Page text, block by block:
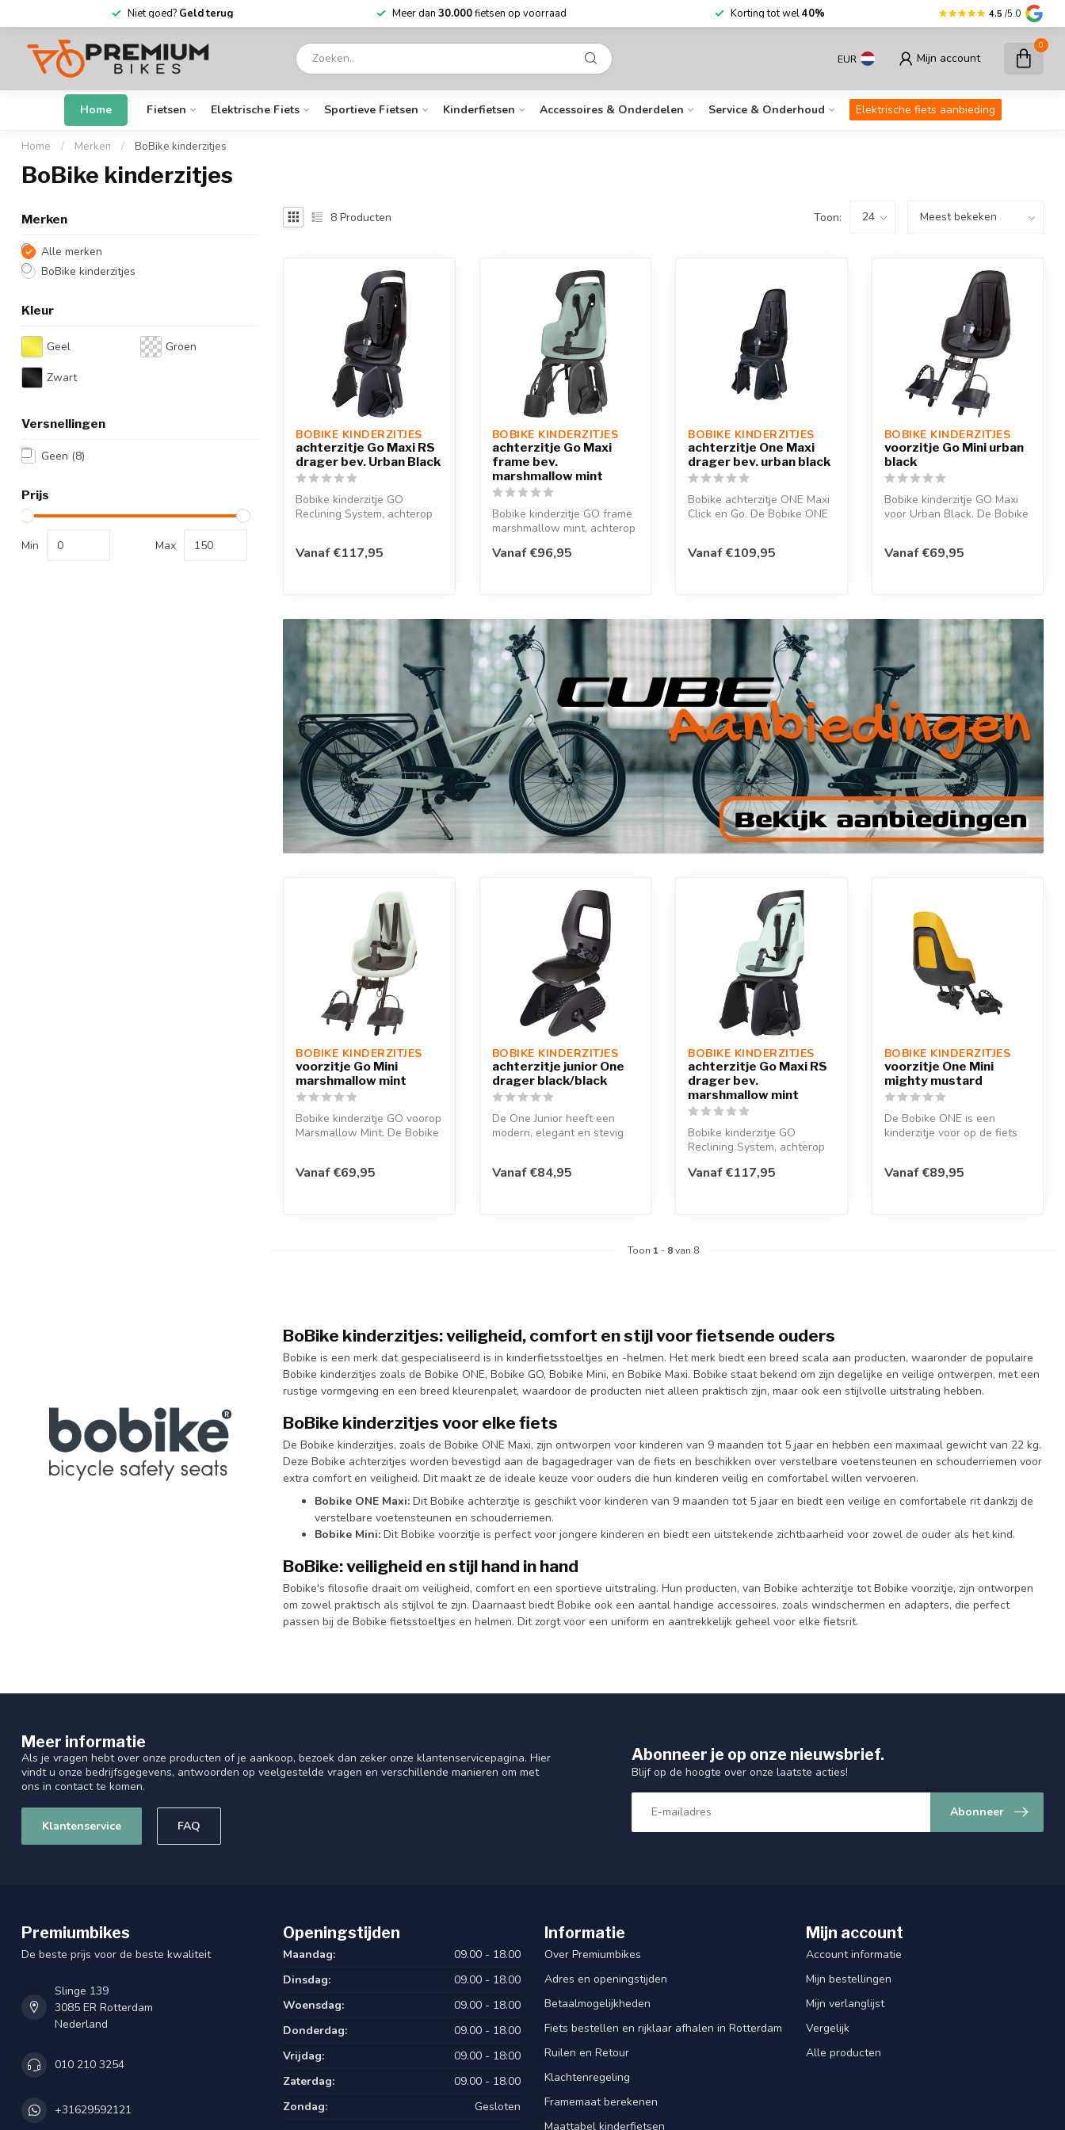
per week open Niet goed?Geld terug fietsen op voorraad Korting tot wel40%
4.5 /5.0
EUR Mijn account
0
Home Fietsen Elektrische Fiets Sportieve Fietsen Kinderfietsen Accessoires & Onderdelen Service & Onderhoud Elektrische fiets aanbieding
Home / Merken / BoBike kinderzitjes
BoBike kinderzitjes
Merken
Alle merken
BoBike kinderzitjes
Kleur
Geel Groen
Zwart
Versnellingen
Geen (8)
Prijs
Min Max
8 Producten Toon:
BOBIKE KINDERZITJES
achterzitje Go Maxi RS
drager bev. Urban Black
Bobike kinderzitje GO
Reclining System, achterop
Vanaf €117,95
BOBIKE KINDERZITJES
achterzitje Go Maxi
frame bev.
marshmallow mint
Bobike kinderzitje GO frame
marshmallow mint, achterop
Vanaf €96,95
BOBIKE KINDERZITJES
achterzitje One Maxi
drager bev. urban black
Bobike achterzitje ONE Maxi
Click en Go. De Bobike ONE
Vanaf €109,95
BOBIKE KINDERZITJES
voorzitje Go Mini urban
black
Bobike kinderzitje GO Maxi
voor Urban Black. De Bobike
Vanaf €69,95
BOBIKE KINDERZITJES
voorzitje Go Mini
marshmallow mint
Bobike kinderzitje GO voorop
Marsmallow Mint. De Bobike
Vanaf €69,95
BOBIKE KINDERZITJES
achterzitje junior One
drager black/black
De One Junior heeft een
modern, elegant en stevig
Vanaf €84,95
BOBIKE KINDERZITJES
achterzitje Go Maxi RS
drager bev.
marshmallow mint
Bobike kinderzitje GO
Reclining System, achterop
in...
Vanaf €117,95
BOBIKE KINDERZITJES
voorzitje One Mini
mighty mustard
De Bobike ONE is een
kinderzitje voor op de fiets
Vanaf €89,95
Toon 1 - 8van 8
BoBike kinderzitjes: veiligheid, comfort en stijl voor fietsende ouders
Bobike is een merk dat gespecialiseerd is in kinderfietsstoeltjes en -helmen. Het merk biedt een breed scala aan producten, waaronder de populaire
Bobike kinderzitjes zoals de Bobike ONE, Bobike GO, Bobike Mini, en Bobike Maxi. Bobike staat bekend om zijn degelijke en veilige ontwerpen, met een
rustige vormgeving en een breed kleurenpalet, waardoor de producten niet alleen praktisch zijn, maar ook een stijlvolle uitstraling hebben.
BoBike kinderzitjes voor elke fiets
De Bobike kinderzitjes, zoals de Bobike ONE Maxi, zijn ontworpen voor kinderen van 9 maanden tot 5 jaar en hebben een maximaal gewicht van 22 kg.
Deze Bobike achterzitjes worden bevestigd aan de bagagedrager van de fiets en beschikken over verstelbare voetensteunen en schouderriemen voor
extra comfort en veiligheid. Dit maakt ze de ideale keuze voor ouders die hun kinderen veilig en comfortabel willen vervoeren.
Bobike ONE Maxi: Dit Bobike achterzitje is geschikt voor kinderen van 9 maanden tot 5 jaar en biedt een veilige en comfortabele rit dankzij de
verstelbare voetensteunen en schouderriemen.
Bobike Mini: Dit Bobike voorzitje is perfect voor jongere kinderen en biedt een uitstekende zichtbaarheid voor zowel de ouder als het kind.
BoBike: veiligheid en stijl hand in hand
Bobike's filosofie draait om veiligheid, comfort en een sportieve uitstraling. Hun producten, van Bobike achterzitje tot Bobike voorzitje, zijn ontworpen
om zowel praktisch als stijlvol te zijn. Daarnaast biedt Bobike ook een aantal handige accessoires, zoals windschermen en adapters, die perfect
passen bij de Bobike fietsstoeltjes en helmen. Dit zorgt voor een uniform en aantrekkelijk geheel voor elke fietsrit.
Meer informatie
Als je vragen hebt over onze producten of je aankoop, bezoek dan zeker onze klantenservicepagina. Hier
vindt u onze bedrijfsgegevens, antwoorden op veelgestelde vragen en verschillende manieren om met
ons in contact te komen.
Klantenservice FAQ
Abonneer je op onze nieuwsbrief.
Blijf op de hoogte over onze laatste acties!
Abonneer
Premiumbikes
De beste prijs voor de beste kwaliteit
Slinge 139
3085 ER Rotterdam
Nederland
010 210 3254
+31629592121
Openingstijden
Maandag:
09.00 - 18.00
Dinsdag:
09.00 - 18.00
Woensdag:
09.00 - 18.00
Donderdag:
09.00 - 18.00
Vrijdag:
09.00 - 18:00
Zaterdag:
09.00 - 18.00
Zondag:
Gesloten
Informatie
Over Premiumbikes
Adres en openingstijden
Betaalmogelijkheden
Fiets bestellen en rijklaar afhalen in Rotterdam
Ruilen en Retour
Klachtenregeling
Framemaat berekenen
Maattabel kinderfietsen
Mijn account
Account informatie
Mijn bestellingen
Mijn verlanglijst
Vergelijk
Alle producten